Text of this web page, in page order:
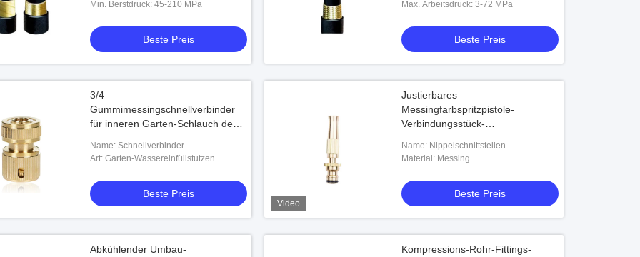
Min. Berstdruck: 45-210 MPa
Beste Preis
Max. Arbeitsdruck: 3-72 MPa
Beste Preis
3/4
Gummimessingschnellverbinder
für inneren Garten-Schlauch des
Name: Schnellverbinder
Art: Garten-Wassereinfüllstutzen
Beste Preis
Video
Justierbares
Messingfarbspritzpistole-
Verbindungsstück-
Wasserwerfer-Düse
Name: Nippelschnittstellen-
Farbspritzpistole Schlauch-Düse
Material: Messing
Beste Preis
Abkühlender Umbau-
Kompressions-Rohr-Fittings-